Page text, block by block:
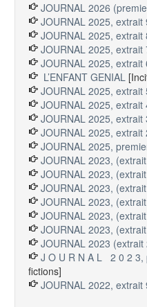
JOURNAL 2026
JOURNAL 2025, extrait
JOURNAL 2025, extrait
JOURNAL 2025, extrait
JOURNAL 2025, extrait
L’ENFANT GENIAL
JOURNAL 2025, extrait
JOURNAL 2025, extrait
JOURNAL 2025, extrait
JOURNAL 2025, extrait
JOURNAL 2025,
JOURNAL 2023,
JOURNAL 2023,
JOURNAL 2023,
JOURNAL 2023,
JOURNAL 2023,
JOURNAL 2023,
JOURNAL 2023 (extrait
J O U R N A L 2 0 2 3,
fictions]
JOURNAL 2022, extrait